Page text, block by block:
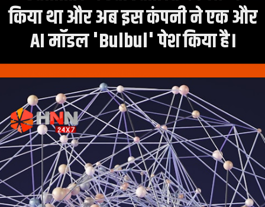
किया था और अब इस कंपनी ने एक और